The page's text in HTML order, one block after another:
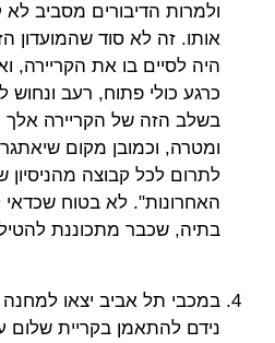
ולמרות הדיבורים מסביב
אותו. זה לא סוד שהמועדון
היה לסיים בו את הקריירה,
כרגע כולי פתוח, רעב
בשלב הזה של הקריירה
ומטרה, וכמובן מקום
לתרום לכל קבוצה מהניסיון
האחרונות". לא בטוח
בתיה, שכבר מתכוננת
במכבי תל אביב יצאו למחנה
נידם להתאמן בקריית שלום